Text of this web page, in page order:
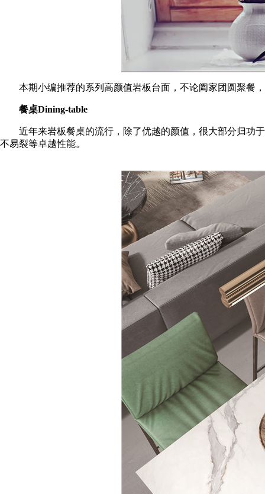
本期小编推荐的系列高颜值岩板台面，不论阖家团圆聚餐
餐桌Dining-table
近年来岩板餐桌的流行，除了优越的颜值，很大部分归功于
不易裂等卓越性能。